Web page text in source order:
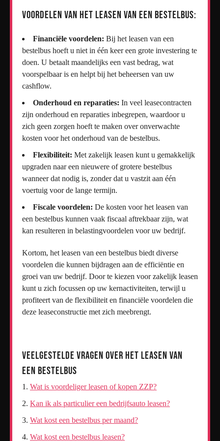
Voordelen van het leasen van een bestelbus:
Financiële voordelen: Bij het leasen van een
bestelbus hoeft u niet in één keer een grote investering te
doen. U betaalt maandelijks een vast bedrag, wat
voorspelbaar is en helpt bij het beheersen van uw
cashflow.
Onderhoud en reparaties: In veel leasecontracten
zijn onderhoud en reparaties inbegrepen, waardoor u
zich geen zorgen hoeft te maken over onverwachte
kosten voor het onderhoud van de bestelbus.
Flexibiliteit: Met zakelijk leasen kunt u gemakkelijk
upgraden naar een nieuwere of grotere bestelbus
wanneer dat nodig is, zonder dat u vastzit aan één
voertuig voor de lange termijn.
Fiscale voordelen: De kosten voor het leasen van
een bestelbus kunnen vaak fiscaal aftrekbaar zijn, wat
kan resulteren in belastingvoordelen voor uw bedrijf.
Kortom, het leasen van een bestelbus biedt diverse
voordelen die kunnen bijdragen aan de efficiëntie en
groei van uw bedrijf. Door te kiezen voor zakelijk leasen
kunt u zich focussen op uw kernactiviteiten, terwijl u
profiteert van de flexibiliteit en financiële voordelen die
deze leaseconstructie met zich meebrengt.
Veelgestelde Vragen over het Leasen van
een Bestelbus
Wat is voordeliger leasen of kopen ZZP?
Kan ik als particulier een bedrijfsauto leasen?
Wat kost een bestelbus per maand?
Wat kost een bestelbus leasen?